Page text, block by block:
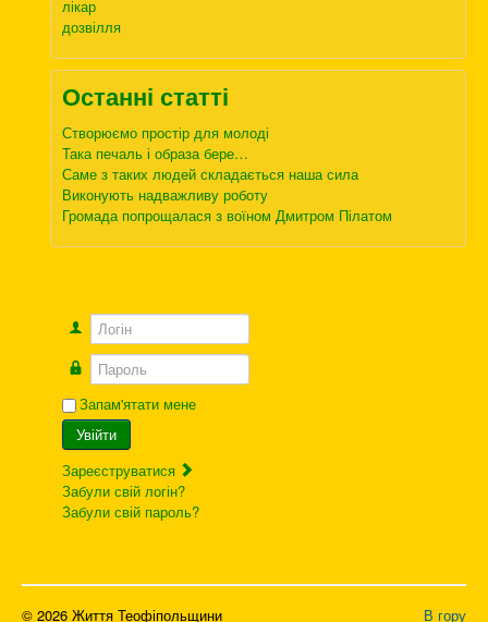
лікар
дозвілля
Останні статті
Створюємо простір для молоді
Така печаль і образа бере…
Саме з таких людей складається наша сила
Виконують надважливу роботу
Громада попрощалася з воїном Дмитром Пілатом
Логін
Пароль
Запам'ятати мене
Увійти
Зареєструватися
Забули свій логін?
Забули свій пароль?
В гору
© 2026 Життя Теофіпольщини